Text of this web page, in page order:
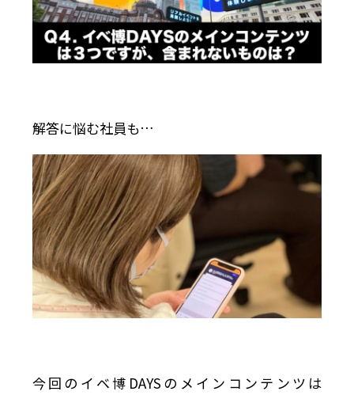
解答に悩む社員も…
今回のイベ博DAYSのメインコンテンツは